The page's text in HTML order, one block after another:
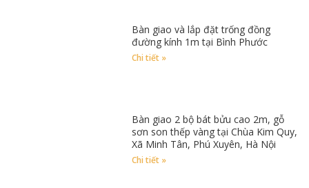
Bàn giao và lắp đặt trống đồng
đường kính 1m tại Bình Phước
Chi tiết »
Bàn giao 2 bộ bát bửu cao 2m, gỗ
sơn son thếp vàng tại Chùa Kim Quy,
Xã Minh Tân, Phú Xuyên, Hà Nội
Chi tiết »